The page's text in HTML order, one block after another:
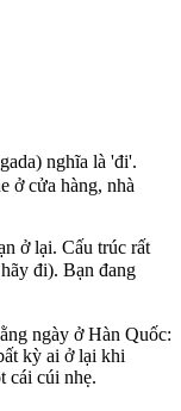
nghĩa là 'đi'.
ở cửa hàng, nhà
ở lại. Cấu trúc rất
đi). Bạn đang
ngày ở Hàn Quốc:
kỳ ai ở lại khi
cái cúi nhẹ.